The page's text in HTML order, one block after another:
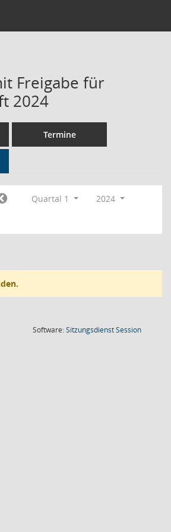
Freigabe für
2024
Termine
Quartal 1
2024
Software:SitzungsdienstSession(Wird in